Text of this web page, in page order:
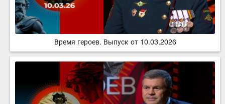
Время героев. Выпуск от 10.03.2026